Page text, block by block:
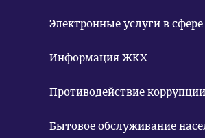
Электронные услуги в
Информация ЖКХ
Противодействие коррупции
Бытовое обслуживание